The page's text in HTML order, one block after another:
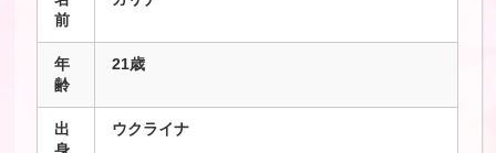
前
年
齢
21歳
出
ウクライナ